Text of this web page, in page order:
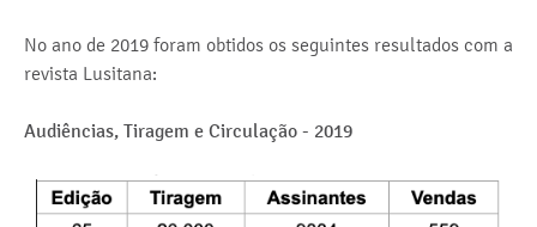
No ano de 2019 foram obtidos os seguintes resultados com a
revista Lusitana:
Audiências, Tiragem e Circulação - 2019